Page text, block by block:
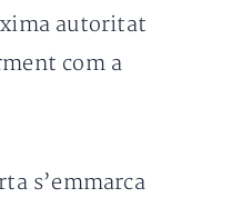
autoritat
com a
s’emmarca